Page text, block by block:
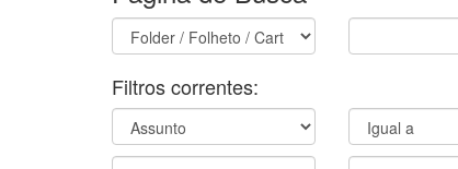
Filtros correntes: